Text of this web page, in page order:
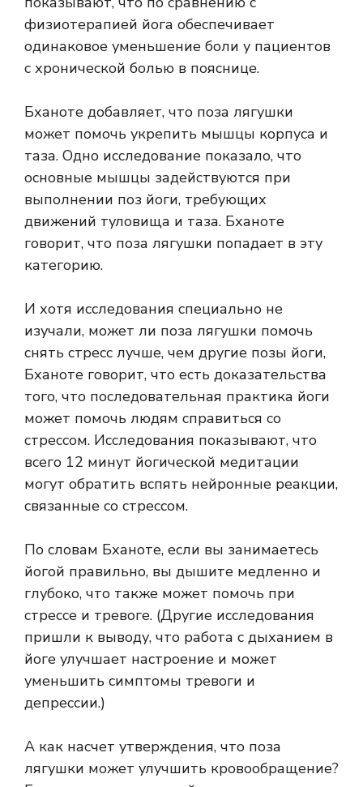
физиотерапией йога обеспечивает
одинаковое уменьшение боли у пациентов
с хронической болью в пояснице.
Бханоте добавляет, что поза лягушки
может помочь укрепить мышцы корпуса и
таза. Одно исследование показало, что
основные мышцы задействуются при
выполнении поз йоги, требующих
движений туловища и таза. Бханоте
говорит, что поза лягушки попадает в эту
категорию.
И хотя исследования специально не
изучали, может ли поза лягушки помочь
снять стресс лучше, чем другие позы йоги,
Бханоте говорит, что есть доказательства
того, что последовательная практика йоги
может помочь людям справиться со
стрессом. Исследования показывают, что
всего 12 минут йогической медитации
могут обратить вспять нейронные реакции,
связанные со стрессом.
По словам Бханоте, если вы занимаетесь
йогой правильно, вы дышите медленно и
глубоко, что также может помочь при
стрессе и тревоге. (Другие исследования
пришли к выводу, что работа с дыханием в
йоге улучшает настроение и может
уменьшить симптомы тревоги и
депрессии.)
А как насчет утверждения, что поза
лягушки может улучшить кровообращение?